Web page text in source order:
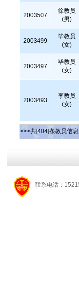
2003507
徐教员
(男)
2003499
毕教员
(女)
2003497
毕教员
(女)
2003493
李教员
(女)
>>>共[404]条教员信
联系电话：